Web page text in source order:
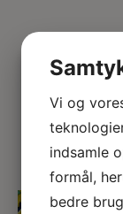
Vi og
indsamle
formål,
bedre